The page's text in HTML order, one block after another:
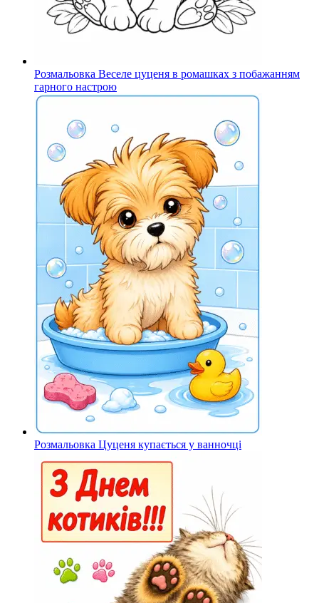
Розмальовка Веселе цуценя в ромашках з побажанням
гарного настрою
Розмальовка Цуценя купається у ванночці